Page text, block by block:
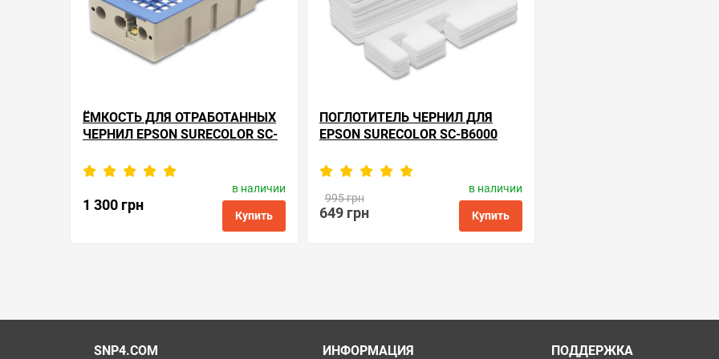
ЁМКОСТЬ ДЛЯ ОТРАБОТАННЫХ
ЧЕРНИЛ EPSON SURECOLOR SC-
B6000
1 300 грн
Производитель: Apex Microelectronics
me.t6193
ПОГЛОТИТЕЛЬ ЧЕРНИЛ ДЛЯ
EPSON SURECOLOR SC-B6000
649 грн
Производитель: Apex Microelectronics
ae.t6193
SNP4.COM ИНФОРМАЦИЯ ПОДДЕРЖКА